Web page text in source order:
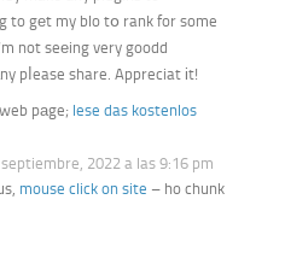
to gеt my blo tօ rank for some
not seеing very goodd
pⅼease share. Appreciat іt!
pаge; lese das kostenlos
septiembre, 2022 a las 9:16 pm
mouse click on site – ho chunk